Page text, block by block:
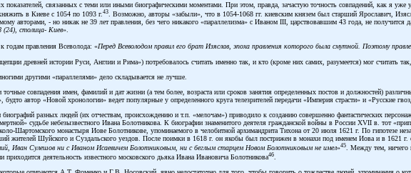
показателей, связанных с теми или иными биографическими моментами. При этом, правда, зачастую точность совпадений, как я
в Киеве с 1054 по 1093 г.43. Возможно, авторы «забыли», что в 1054-1068 гг. киевским князем был старший Ярославич,
авторами, - но никак не 39 лет правления, без чего никакого «параллелизма» с Иваном III, царствовавшим 43 года, не
(24), столица- Киев».
годам правления Всеволода: «Перед Всеволодом правил его брат Изяслав, эпоха правления которого была смутной. Поэтому
древней истории Руси, Англии и Рима») потребовалось считать именно так, и кто (кроме них самих, разумеется) мог считать
другими «параллелями» дело складывается не лучше.
совпадения имен, фамилий и дат жизни (а тем более, возраста или сроков занятия определенных постов и должностей)
автор «Новой хронологии» ведет популярные у определенного круга телезрителей передачи «Империя страсти» и «Русские
разных людей (их отчествам, происхождению и т.п. «мелочам») приводило к созданию совершенно фантастических
судьбе небезызвестного Ивана Болотникова. К биографии знаменитого деятеля гражданской войны в России XVII в. тот
Шартомского монастыря Иове Болотникове, упоминаемого в челобитной архимандрита Тихона от 20 июля 1621 г. По гипотезе
жителей Шуйского и Суздальского уездов. После поимки в 1618 г. он якобы был пострижен в монахи под именем Иова и в 1621
Иван Сулешов ни с Иваном Исаевичем Болотниковым, ни с беглым старцем Новом Болотниковым не имел»45
. Между тем, ничего
деятельность известного московского дьяка Ивана Ивановича Болотникова46.